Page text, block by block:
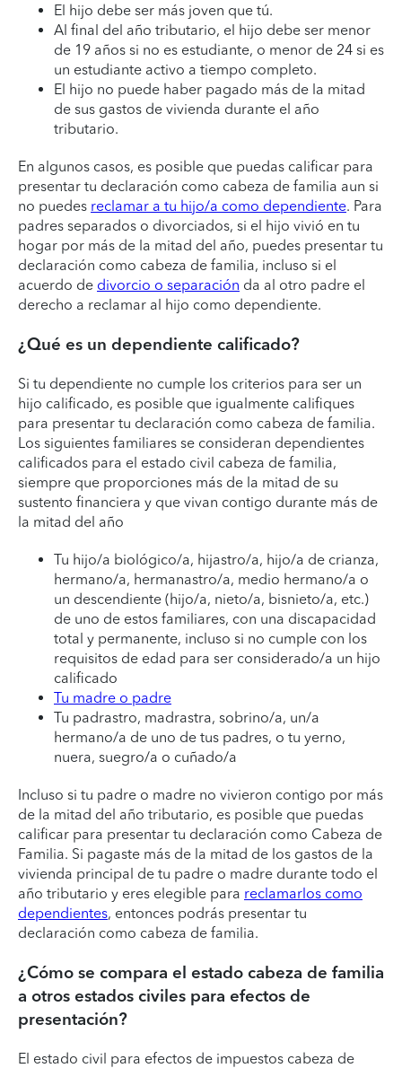
El hijo debe ser más joven que tú.
Al final del año tributario, el hijo debe ser menor
de 19 años si no es estudiante, o menor de 24 si es
un estudiante activo a tiempo completo.
El hijo no puede haber pagado más de la mitad
de sus gastos de vivienda durante el año
tributario.
En algunos casos, es posible que puedas calificar para
presentar tu declaración como cabeza de familia aun si
no puedes reclamar a tu hijo/a como dependiente. Para
padres separados o divorciados, si el hijo vivió en tu
hogar por más de la mitad del año, puedes presentar tu
declaración como cabeza de familia, incluso si el
acuerdo de divorcio o separación da al otro padre el
derecho a reclamar al hijo como dependiente.
¿Qué es un dependiente calificado?
Si tu dependiente no cumple los criterios para ser un
hijo calificado, es posible que igualmente califiques
para presentar tu declaración como cabeza de familia.
Los siguientes familiares se consideran dependientes
calificados para el estado civil cabeza de familia,
siempre que proporciones más de la mitad de su
sustento financiera y que vivan contigo durante más de
la mitad del año
Tu hijo/a biológico/a, hijastro/a, hijo/a de crianza,
hermano/a, hermanastro/a, medio hermano/a o
un descendiente (hijo/a, nieto/a, bisnieto/a, etc.)
de uno de estos familiares, con una discapacidad
total y permanente, incluso si no cumple con los
requisitos de edad para ser considerado/a un hijo
calificado
Tu madre o padre
Tu padrastro, madrastra, sobrino/a, un/a
hermano/a de uno de tus padres, o tu yerno,
nuera, suegro/a o cuñado/a
Incluso si tu padre o madre no vivieron contigo por más
de la mitad del año tributario, es posible que puedas
calificar para presentar tu declaración como Cabeza de
Familia. Si pagaste más de la mitad de los gastos de la
vivienda principal de tu padre o madre durante todo el
año tributario y eres elegible para reclamarlos como
dependientes, entonces podrás presentar tu
declaración como cabeza de familia.
¿Cómo se compara el estado cabeza de familia
a otros estados civiles para efectos de
presentación?
El estado civil para efectos de impuestos cabeza de